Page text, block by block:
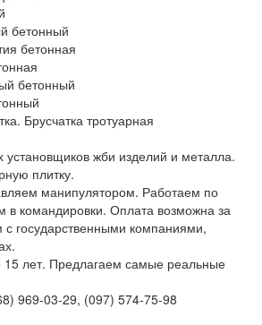
бетонный
бетонная
бетонный
Брусчатка тротуарная
жби изделий и металла.
плитку.
манипулятором. Работаем по
в командировки. Оплата возможна за
государственными компаниями,
лет. Предлагаем самые реальные
969-03-29, (097) 574-75-98